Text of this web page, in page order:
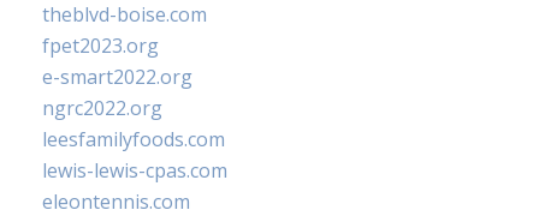
theblvd-boise.com
fpet2023.org
e-smart2022.org
ngrc2022.org
leesfamilyfoods.com
lewis-lewis-cpas.com
eleontennis.com